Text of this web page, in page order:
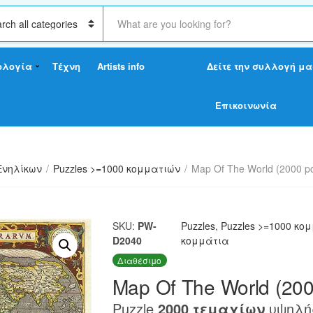
S
a
c
x
Τέχνη Artists info Δείτε την συλλογή
Επικοινωνία
/ Puzzles >=1000 κομματιών / Map Of The World (2000
SKU: PW-
D2040
Puzzles, Puzzles >=1000
κομμάτια
Διαθέσιμο
Map Of The World
Puzzle 2000 τεμαχίων